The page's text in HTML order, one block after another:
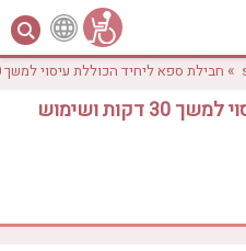
» חבילת ספא ליחיד הכוללת עיסוי למשך 30 דקות ושימוש במתקני הספא
חבילת ספא ליחיד הכוללת עיסוי למשך 30 דקות ושימוש